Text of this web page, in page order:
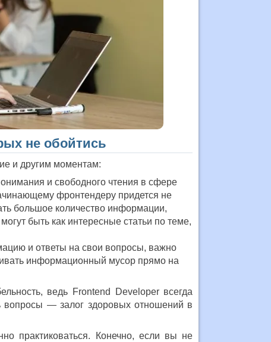
не обойтись
и другим моментам:
и свободного чтения в сфере
фронтендеру придется не
большое количество информации,
быть как интересные статьи по теме,
и ответы на свои вопросы, важно
информационный мусор прямо на
ведь Frontend Developer всегда
вопросы — залог здоровых отношений в
практиковаться. Конечно, если вы не